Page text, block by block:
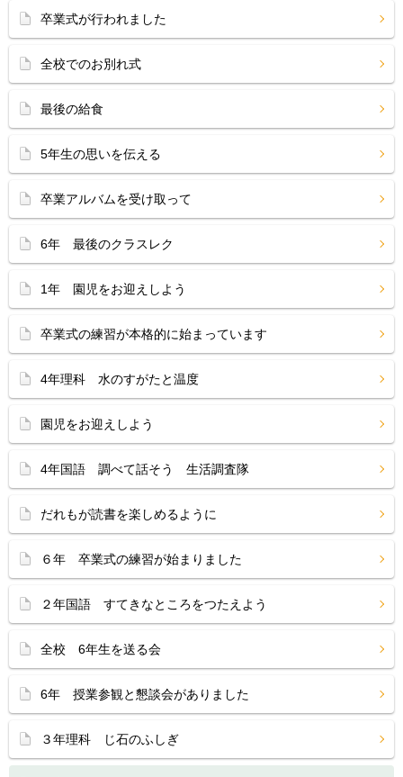
卒業式が行われました
全校でのお別れ式
最後の給食
5年生の思いを伝える
卒業アルバムを受け取って
6年 最後のクラスレク
1年 園児をお迎えしよう
卒業式の練習が本格的に始まっています
4年理科 水のすがたと温度
園児をお迎えしよう
4年国語 調べて話そう 生活調査隊
だれもが読書を楽しめるように
６年 卒業式の練習が始まりました
２年国語 すてきなところをつたえよう
全校 6年生を送る会
6年 授業参観と懇談会がありました
３年理科 じ石のふしぎ